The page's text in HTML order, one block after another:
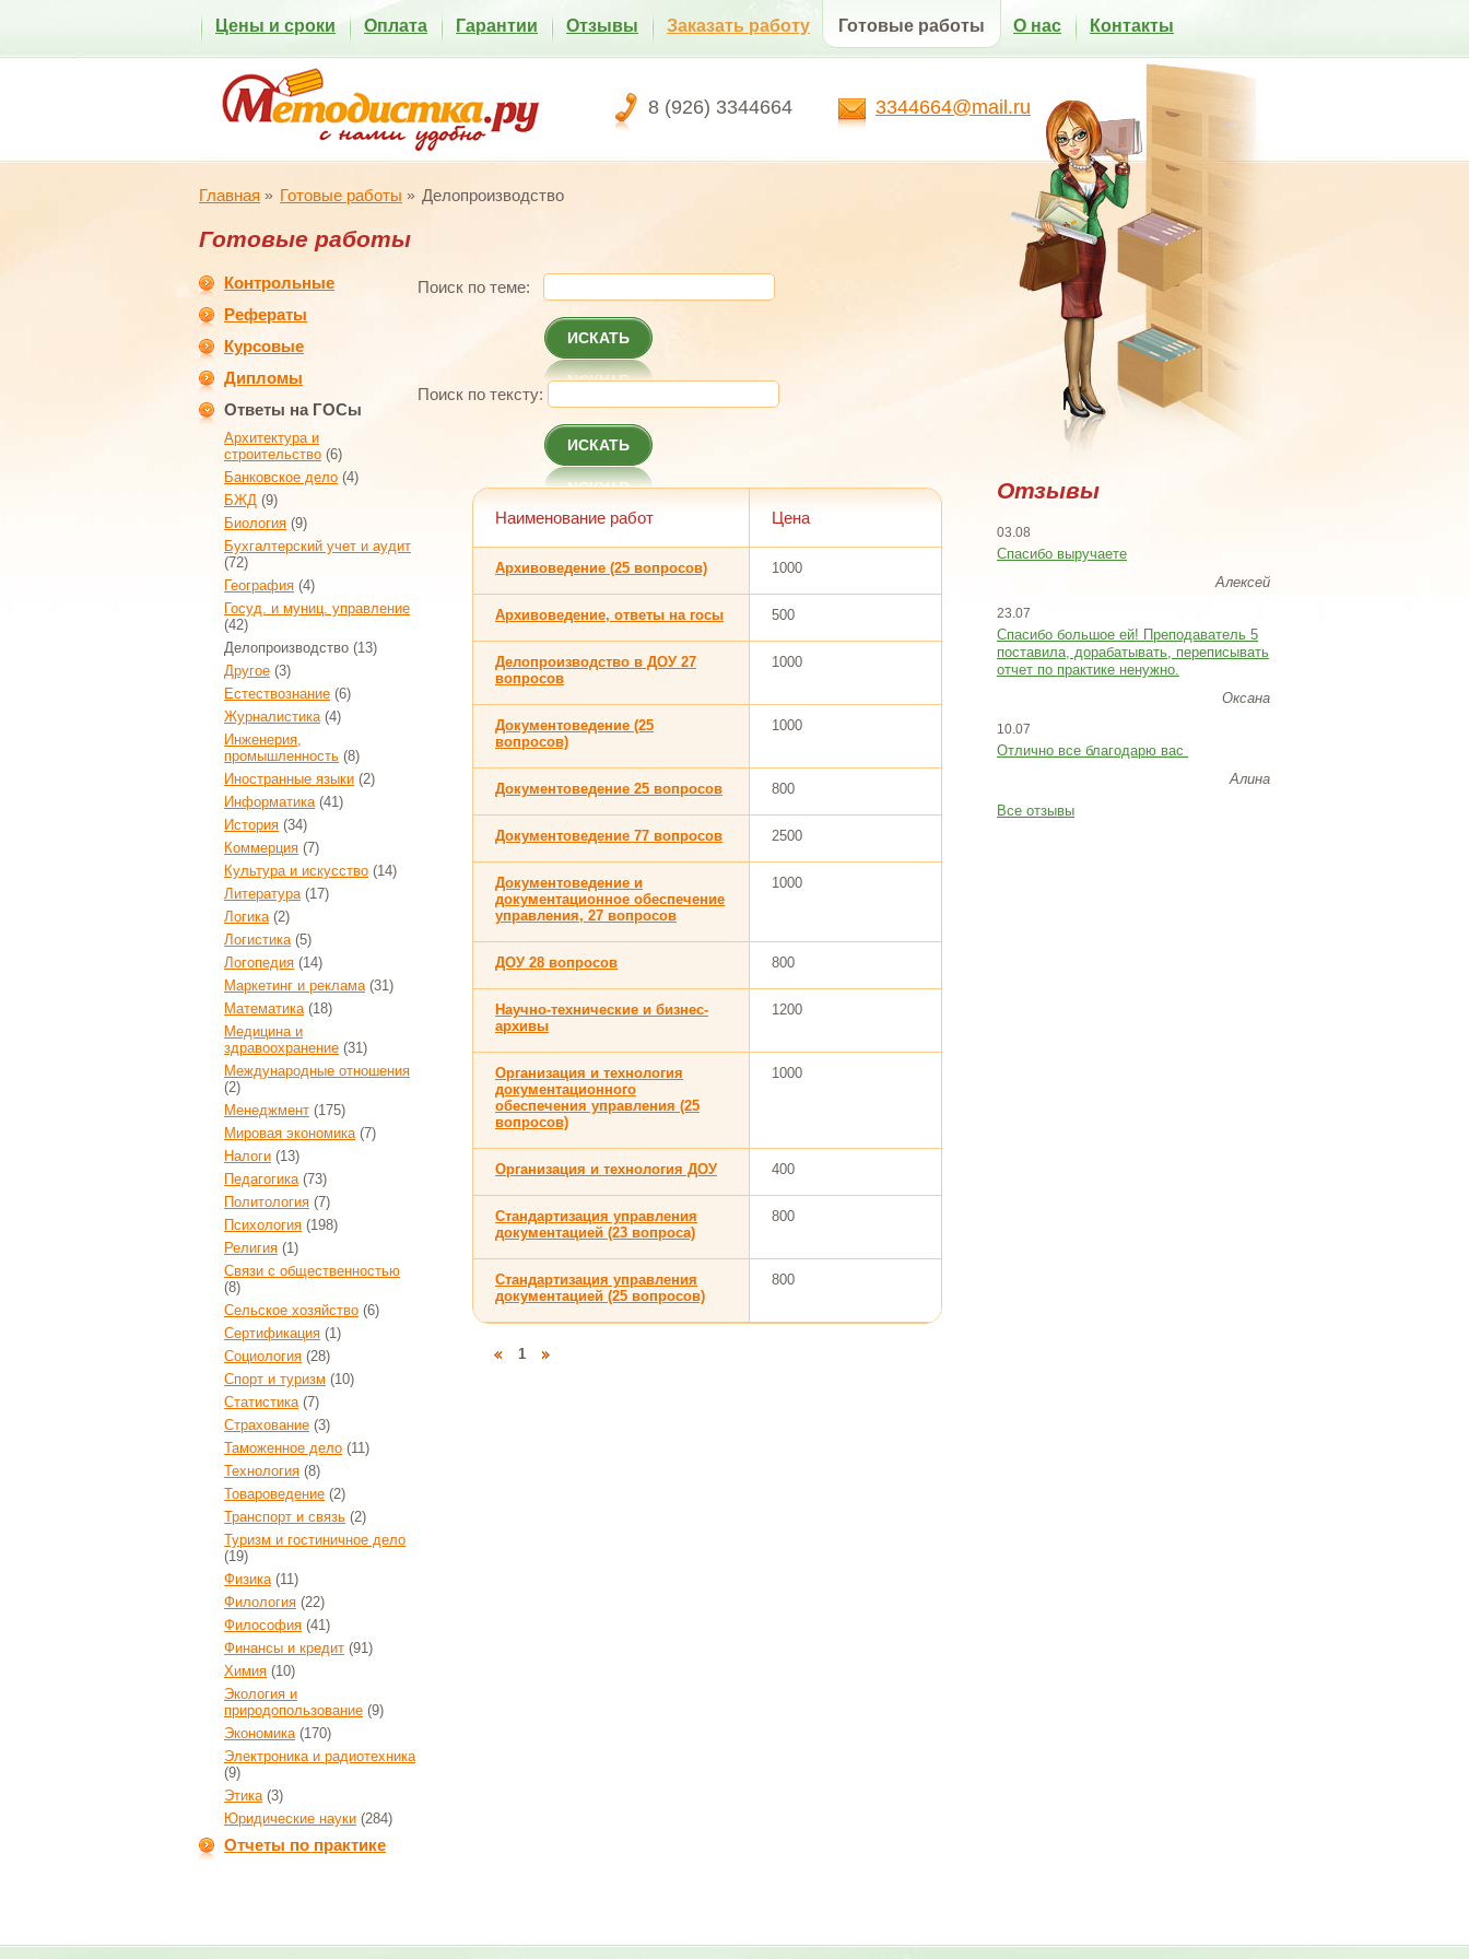
8 (926) 3344664 3344664@mail.ru
Цены и сроки Оплата Гарантии Отзывы Заказать работу Готовые работы О нас Контакты
Главная Готовые работы Делопроизводство
Готовые работы
Контрольные
Рефераты
Курсовые
Дипломы
Ответы на ГОСы
Архитектура и
строительство (6)
Банковское дело (4)
БЖД (9)
Биология (9)
Бухгалтерский учет и аудит
(72)
География (4)
Госуд. и муниц. управление
(42)
Делопроизводство (13)
Другое (3)
Естествознание (6)
Журналистика(4)
Инженерия,
промышленность (8)
Иностранные языки (2)
Информатика(41)
История (34)
Коммерция (7)
Культура и искусство (14)
Литература(17)
Логика(2)
Логистика(5)
Логопедия (14)
Маркетинг и реклама(31)
Математика(18)
Медицина и
здравоохранение (31)
Международные отношения
(2)
Менеджмент (175)
Мировая экономика(7)
Налоги (13)
Педагогика(73)
Политология (7)
Психология (198)
Религия (1)
Связи с общественностью
(8)
Сельское хозяйство (6)
Сертификация (1)
Социология (28)
Спорт и туризм (10)
Статистика(7)
Страхование (3)
Таможенное дело (11)
Технология (8)
Товароведение (2)
Транспорт и связь (2)
Туризм и гостиничное дело
(19)
Физика(11)
Филология (22)
Философия (41)
Финансы и кредит (91)
Химия (10)
Экология и
природопользование (9)
Экономика(170)
Электроника и радиотехника
(9)
Этика(3)
Юридические науки (284)
Отчеты по практике
Поиск по теме:
ИСКАТЬ
Поиск по тексту:
ИСКАТЬ
Наименование работ Цена
Архивоведение (25 вопросов) 1000
Архивоведение, ответы на госы 500
Делопроизводство в ДОУ 27
вопросов
1000
Документоведение (25
вопросов)
1000
Документоведение 25 вопросов 800
Документоведение 77 вопросов 2500
Документоведение и
документационное обеспечение
управления, 27 вопросов
1000
ДОУ 28 вопросов 800
Научно-технические и бизнес-
архивы
1200
Организация и технология
документационного
обеспечения управления (25
вопросов)
1000
Организация и технология ДОУ 400
Стандартизация управления
документацией (23 вопроса)
800
Стандартизация управления
документацией (25 вопросов)
800
1
Отзывы
03.08
Спасибо выручаете
Алексей
23.07
Cпасибо большое ей! Преподаватель 5
поставила, дорабатывать, переписывать
отчет по практике ненужно.
Оксана
10.07
Отлично все благодарю вас
Алина
Все отзывы